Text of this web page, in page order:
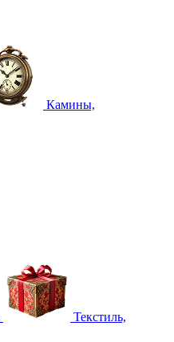
Камины,
Текстиль,